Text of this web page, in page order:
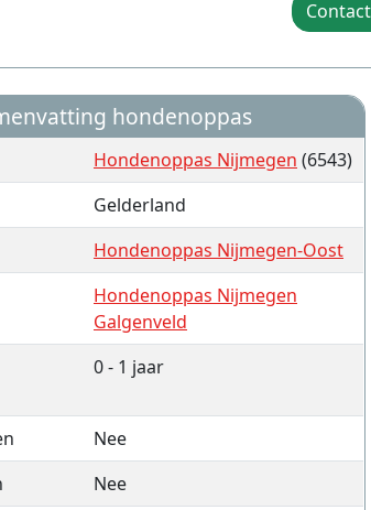
hondenoppas
Hondenoppas Nijmegen (6543)
Gelderland
Hondenoppas Nijmegen-Oost
Hondenoppas Nijmegen
Galgenveld
0 - 1 jaar
Nee
Nee